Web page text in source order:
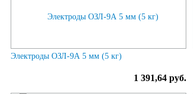
Электроды ОЗЛ-9А 5 мм (5 кг)
1 391,64 руб.